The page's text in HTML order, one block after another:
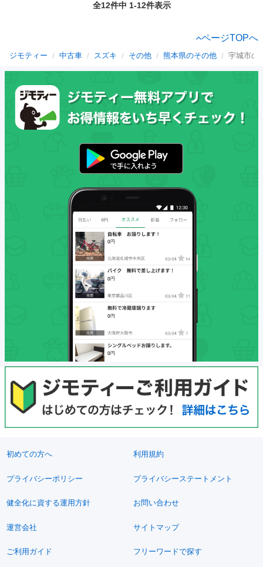
全12件中 1-12件表示
ページTOPへ
ジモティー 中古車 スズキ その他 熊本県のその他 宇城市の
初めての方へ 利用規約
プライバシーポリシー プライバシーステートメント
健全化に資する運用方針 お問い合わせ
運営会社 サイトマップ
ご利用ガイド フリーワードで探す